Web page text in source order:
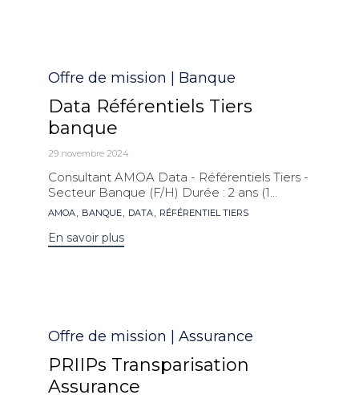
Catégorie
Offre de mission | Banque
Data Référentiels Tiers
banque
29 novembre 2024
Consultant AMOA Data - Référentiels Tiers -
Secteur Banque (F/H) Durée : 2 ans (1...
Mots
AMOA, BANQUE, DATA, RÉFÉRENTIEL TIERS
En savoir plus
Catégorie
Offre de mission | Assurance
PRIIPs Transparisation
Assurance